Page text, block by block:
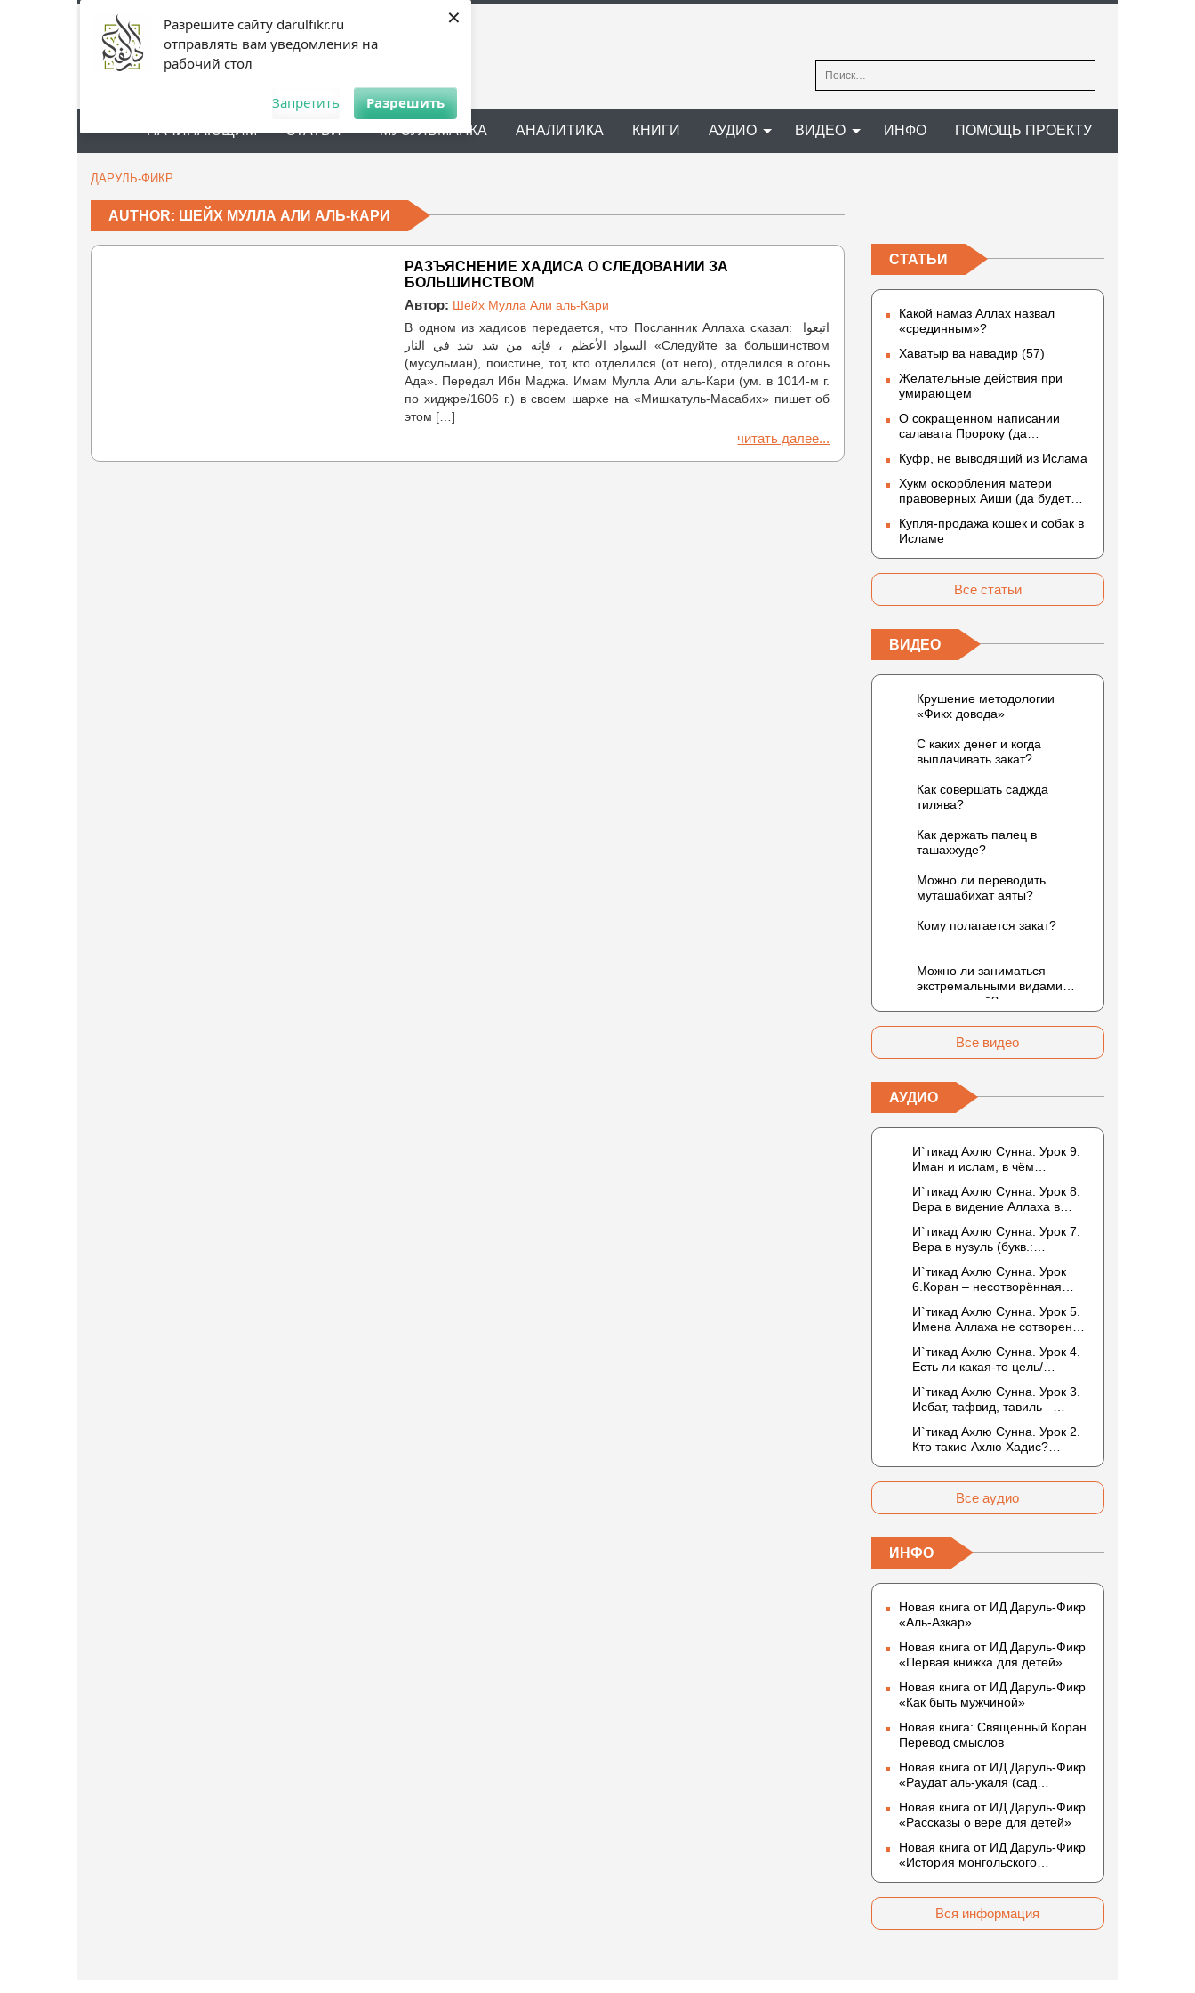
Разрешите сайту darulfikr.ru
отправлять вам уведомления на
рабочий стол
Запретить Разрешить
×
Найти:
НАЧИНАЮЩИМ СТАТЬИ МУСУЛЬМАНКА АНАЛИТИКА КНИГИ АУДИО ВИДЕО ИНФО ПОМОЩЬ ПРОЕКТУ
ДАРУЛЬ-ФИКР
AUTHOR: ШЕЙХ МУЛЛА АЛИ АЛЬ-КАРИ
РАЗЪЯСНЕНИЕ ХАДИСА О СЛЕДОВАНИИ ЗА
БОЛЬШИНСТВОМ
Автор: Шейх Мулла Али аль-Кари
В одном из хадисов передается, что Посланник Аллаха сказал: اتبعوا
السواد الأعظم ، فإنه من شذ شذ في النار «Следуйте за большинством
(мусульман), поистине, тот, кто отделился (от него), отделился в огонь
Ада». Передал Ибн Маджа. Имам Мулла Али аль-Кари (ум. в 1014-м г.
по хиджре/1606 г.) в своем шархе на «Мишкатуль-Масабих» пишет об
этом […]
читать далее...
СТАТЬИ
Какой намаз Аллах назвал
«срединным»?
Хаватыр ва навадир (57)
Желательные действия при
умирающем
О сокращенном написании
салавата Пророку (да
приветствует)
Куфр, не выводящий из Ислама
Хукм оскорбления матери
правоверных Аиши (да будет
Купля-продажа кошек и собак в
Исламе
Все статьи
ВИДЕО
Крушение методологии
«Фикх довода»
С каких денег и когда
выплачивать закат?
Как совершать саджда
тилява?
Как держать палец в
ташаххуде?
Можно ли переводить
муташабихат аяты?
Кому полагается закат?
Можно ли заниматься
экстремальными видами
развлечений?
Все видео
АУДИО
И`тикад Ахлю Сунна. Урок 9.
Иман и ислам, в чём
то обитателем Рая или Ада?
И`тикад Ахлю Сунна. Урок 8.
Вера в видение Аллаха в
Отрицание телесности Абу
Бакром аль-Исмаили.
Отрицание телесности в
книге Усмана ибн Саида ад-
Дарими. Иман – это слова,
дела и познание
И`тикад Ахлю Сунна. Урок 7.
Вера в нузуль (букв.:
Усмана ибн Саида ад-Дарими
о нузуле. Считал ли ад-
Дарими, что Аллах
описывается физическим
И`тикад Ахлю Сунна. Урок
6.Коран – несотворённая
Корана сотворено?
Предопределение судьбы
И`тикад Ахлю Сунна. Урок 5.
Имена Аллаха не сотворены.
сифатов. Описание Аллаха
сифатом «вадж» (букв.: лик)
И`тикад Ахлю Сунна. Урок 4.
Есть ли какая-то цель/
Всевышнего? Можно ли
отрицать в отношении Аллаха
недостатки, отрицание
которых не пришло в Коране
и Сунне? Концепция ибн
И`тикад Ахлю Сунна. Урок 3.
Исбат, тафвид, тавиль –
муташабихат. Можно ли
переводить сифаты аль-
хабария на русский язык? Что
означает утверждение
сифата «биля кейфа» (без
образа)?
И`тикад Ахлю Сунна. Урок 2.
Кто такие Ахлю Хадис?
Атрибутов Всевышнего
Все аудио
ИНФО
Новая книга от ИД Даруль-Фикр
«Аль-Азкар»
Новая книга от ИД Даруль-Фикр
«Первая книжка для детей»
Новая книга от ИД Даруль-Фикр
«Как быть мужчиной»
Новая книга: Священный Коран.
Перевод смыслов
Новая книга от ИД Даруль-Фикр
«Раудат аль-укаля (cад
благородных)»
Новая книга от ИД Даруль-Фикр
«Рассказы о вере для детей»
Новая книга от ИД Даруль-Фикр
«История монгольского
Вся информация